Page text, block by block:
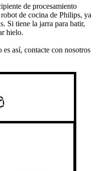
de procesamiento
de cocina de Philips, ya
Si tiene la jarra para batir,
hielo.
así, contacte con nosotros